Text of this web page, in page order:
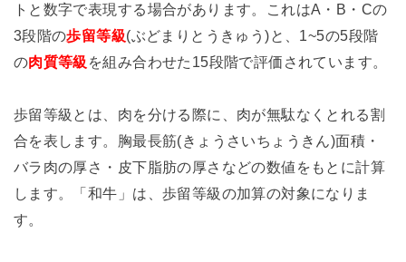
トと数字で表現する場合があります。これはA・B・Cの
3段階の歩留等級(ぶどまりとうきゅう)と、1~5の5段階
の肉質等級 を組み合わせた15段階で評価されています。
歩留等級とは、肉を分ける際に、肉が無駄なくとれる割
合を表します。胸最長筋(きょうさいちょうきん)面積・
バラ肉の厚さ・皮下脂肪の厚さなどの数値をもとに計算
します。「和牛」は、歩留等級の加算の対象になりま
す。